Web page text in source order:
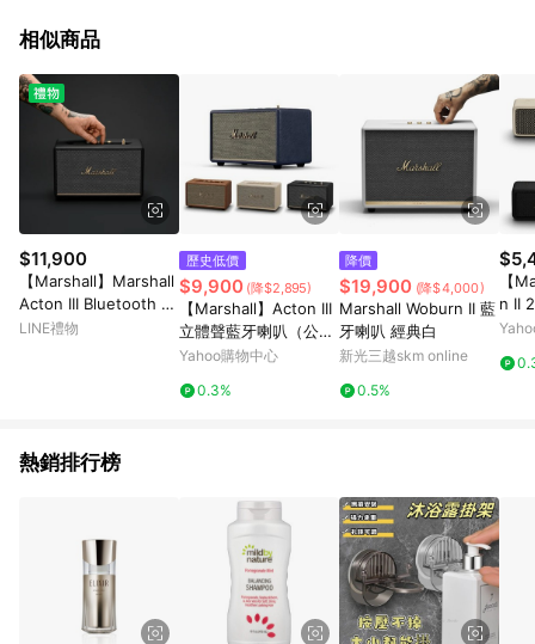
相似商品
$11,900
【Marshall】Marshall
Acton III Bluetooth 三
代藍牙喇叭
LINE禮物
歷史低價
$9,900 (降$2,895)
【Marshall】Acton III
立體聲藍牙喇叭（公司
貨一年保固）
Yahoo購物中心
0.3%
降價
$19,900 (降$4,000)
Marshall Woburn II 藍
牙喇叭 經典白
新光三越skm online
0.5%
【
n II
音響
熱銷排行榜